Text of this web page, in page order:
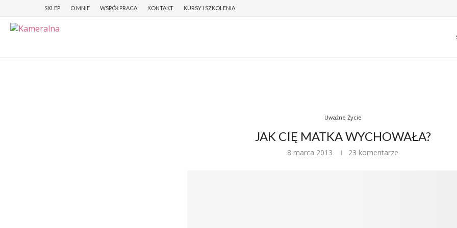
SKLEP O MNIE WSPÓŁPRACA KONTAKT KURSY I SZKOLENIA
Uważne Życie
JAK CIĘ MATKA WYCHOWAŁA?
8 marca 2013 23 komentarze